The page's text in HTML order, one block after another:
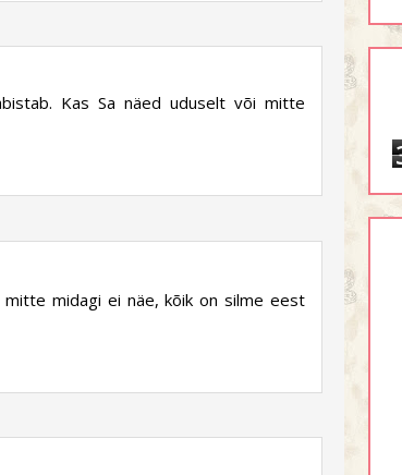
Kas Sa näed uduselt või mitte
midagi ei näe, kõik on silme eest